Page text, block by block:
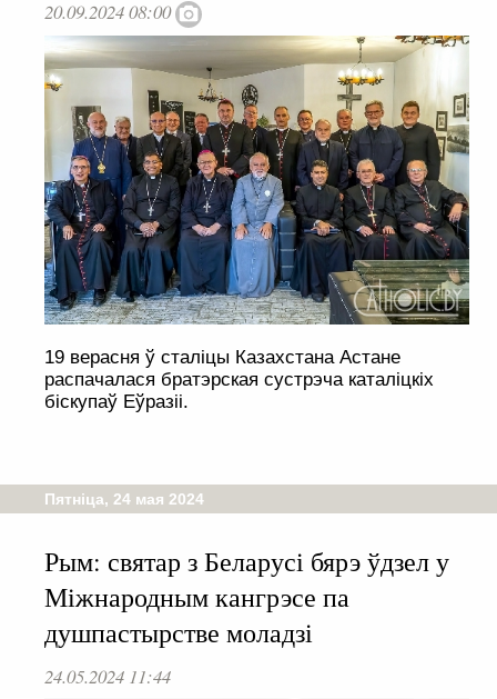
20.09.2024 08:00
19 верасня ў сталіцы Казахстана Астане
распачалася братэрская сустрэча каталіцкіх
біскупаў Еўразіі.
Пятніца, 24 мая 2024
Рым: святар з Беларусі бярэ ўдзел у
Міжнародным кангрэсе па
душпастырстве моладзі
24.05.2024 11:44